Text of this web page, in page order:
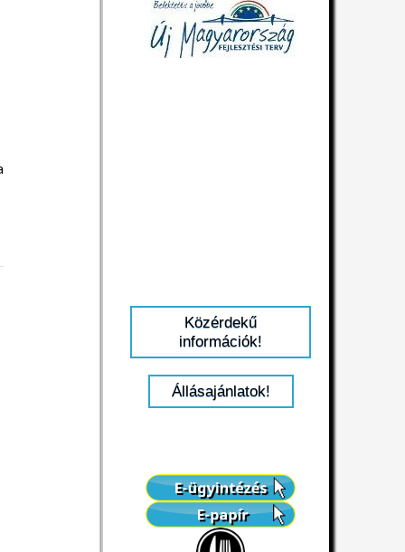
Közérdekű
információk!
Állásajánlatok!